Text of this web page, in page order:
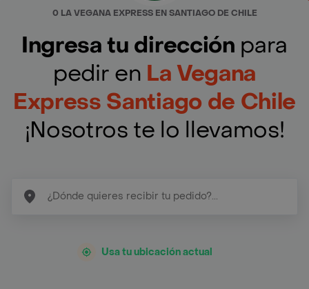
0 LA VEGANA EXPRESS EN SANTIAGO DE CHILE
Ingresa tu dirección para
pedir en La Vegana
Express Santiago de Chile
¡Nosotros te lo llevamos!
Usa tu ubicación actual